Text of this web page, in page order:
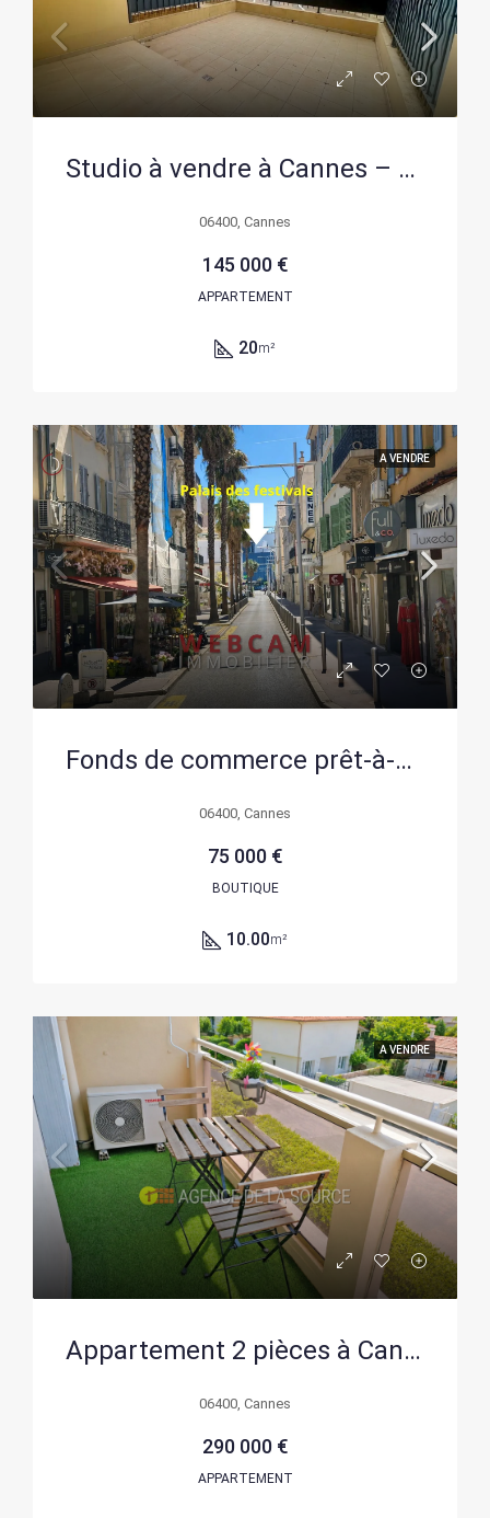
Studio à vendre à Cannes – 20,83 m², calme et lumineux
06400, Cannes
145 000 €
APPARTEMENT
20m²
A VENDRE
Fonds de commerce prêt-à-porter à Cannes – Emplacement privilégié et rentabilité immédiate
06400, Cannes
75 000 €
BOUTIQUE
10.00m²
A VENDRE
Appartement 2 pièces à Cannes avec vue mer et balcon proche Croisette
06400, Cannes
290 000 €
APPARTEMENT